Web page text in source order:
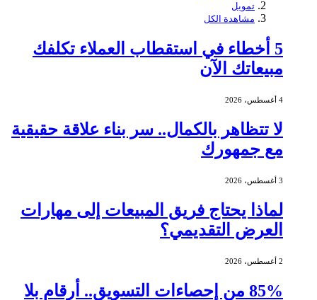
تمويل
مشاهدة الكل
5 أخطاء في استقطاب العملاء تكلفك
مبيعاتك الآن
4 أغسطس، 2026
لا تتظاهر بالكمال.. سر بناء علاقة حقيقية
مع جمهورك
3 أغسطس، 2026
لماذا يحتاج فريق المبيعات إلى مهارات
العرض التقديمي؟
2 أغسطس، 2026
85% من إحصاءات التسويق.. أرقام بلا